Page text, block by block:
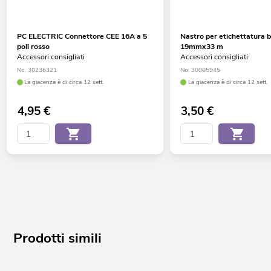
PC ELECTRIC Connettore CEE 16A a 5
poli rosso
Accessori consigliati
No. 30236321
La giacenza è di circa 12 sett.
4,95€
Nastro per etichettatura
19mmx33 m
Accessori consigliati
No. 30005945
La giacenza è di circa 12 sett.
3,50€
Prodotti simili